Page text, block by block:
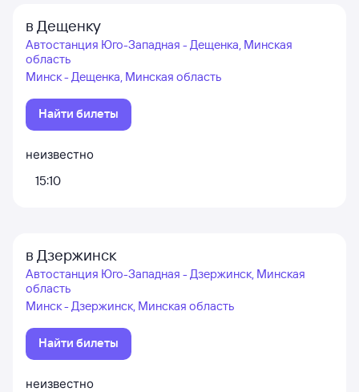
в Дещенку
Автостанция Юго-Западная - Дещенка, Минская
область
Минск - Дещенка, Минская область
Найти билеты
неизвестно
15:10
в Дзержинск
Автостанция Юго-Западная - Дзержинск, Минская
область
Минск - Дзержинск, Минская область
Найти билеты
неизвестно